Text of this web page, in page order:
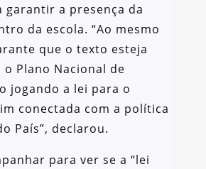
garantir a presença da
da escola. “Ao mesmo
que o texto esteja
Plano Nacional de
jogando a lei para o
conectada com a política
País”, declarou.
para ver se a “lei